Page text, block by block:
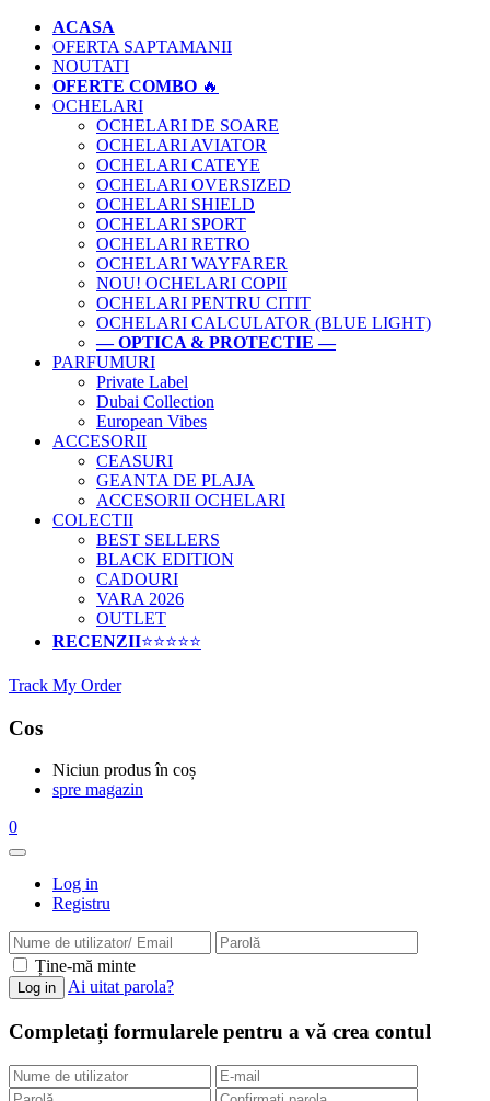
ACASA
OFERTA SAPTAMANII
NOUTATI
OFERTE COMBO 🔥
OCHELARI
OCHELARI DE SOARE
OCHELARI AVIATOR
OCHELARI CATEYE
OCHELARI OVERSIZED
OCHELARI SHIELD
OCHELARI SPORT
OCHELARI RETRO
OCHELARI WAYFARER
NOU! OCHELARI COPII
OCHELARI PENTRU CITIT
OCHELARI CALCULATOR (BLUE LIGHT)
— OPTICA & PROTECTIE —
PARFUMURI
Private Label
Dubai Collection
European Vibes
ACCESORII
CEASURI
GEANTA DE PLAJA
ACCESORII OCHELARI
COLECTII
BEST SELLERS
BLACK EDITION
CADOURI
VARA 2026
OUTLET
RECENZII⭐⭐⭐⭐⭐
Track My Order
Cos
Niciun produs în coș
spre magazin
0
Log in
Registru
Ține-mă minte
Ai uitat parola?
Completați formularele pentru a vă crea contul